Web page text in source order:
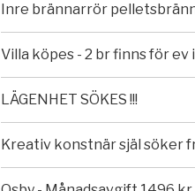
Inre brännarrör
Villa köpes - 2 br finns för ev
LÄGENHET SÖKES !!!
Kreativ konstnär själ söker